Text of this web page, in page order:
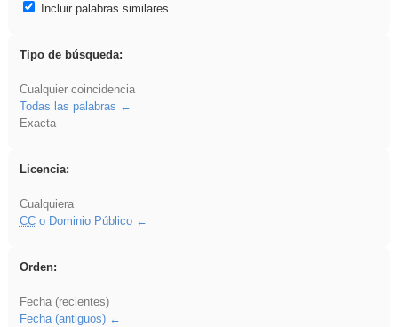
Incluir palabras similares
Tipo de búsqueda:
Cualquier coincidencia
Todas las palabras
Exacta
Licencia:
Cualquiera
CCo Dominio Público
Orden:
Fecha (recientes)
Fecha (antiguos)